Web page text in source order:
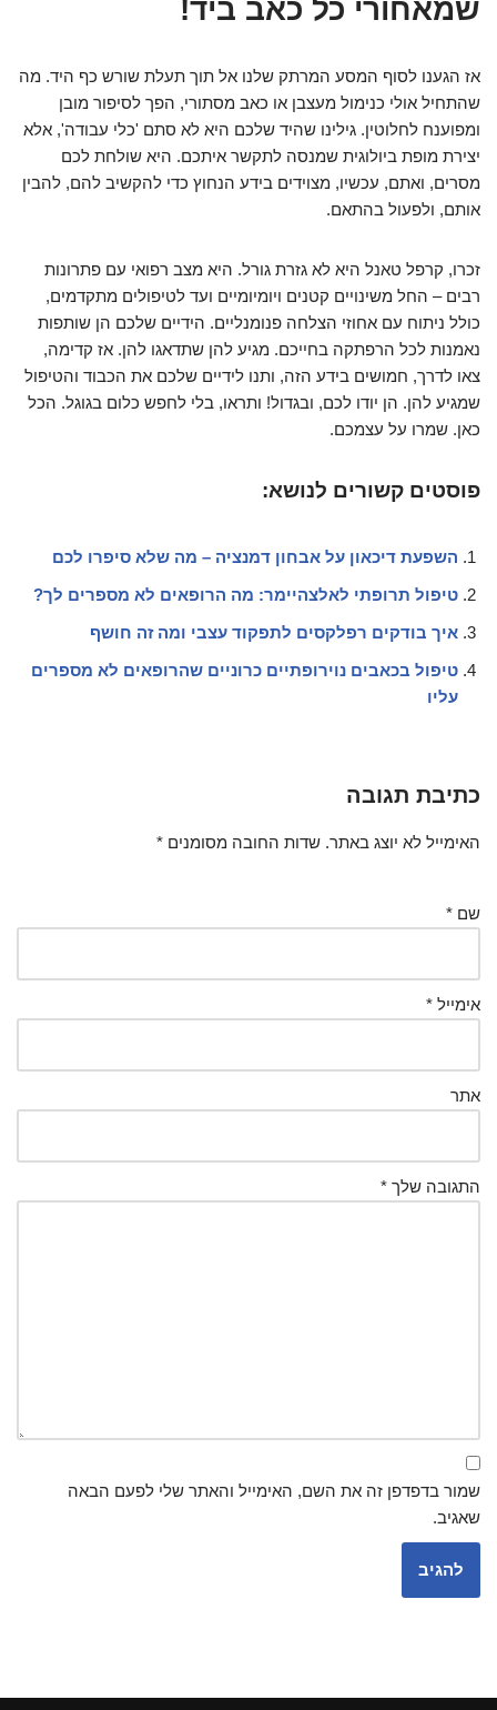
שמאחורי כל כאב ביד!
אז הגענו לסוף המסע המרתק שלנו אל תוך תעלת שורש כף היד. מה
שהתחיל אולי כנימול מעצבן או כאב מסתורי, הפך לסיפור מובן
ומפוענח לחלוטין. גילינו שהיד שלכם היא לא סתם 'כלי עבודה', אלא
יצירת מופת ביולוגית שמנסה לתקשר איתכם. היא שולחת לכם
מסרים, ואתם, עכשיו, מצוידים בידע הנחוץ כדי להקשיב להם, להבין
אותם, ולפעול בהתאם.
זכרו, קרפל טאנל היא לא גזרת גורל. היא מצב רפואי עם פתרונות
רבים – החל משינויים קטנים ויומיומיים ועד לטיפולים מתקדמים,
כולל ניתוח עם אחוזי הצלחה פנומנליים. הידיים שלכם הן שותפות
נאמנות לכל הרפתקה בחייכם. מגיע להן שתדאגו להן. אז קדימה,
צאו לדרך, חמושים בידע הזה, ותנו לידיים שלכם את הכבוד והטיפול
שמגיע להן. הן יודו לכם, ובגדול! ותראו, בלי לחפש כלום בגוגל. הכל
כאן. שמרו על עצמכם.
פוסטים קשורים לנושא:
השפעת דיכאון על אבחון דמנציה – מה שלא סיפרו לכם
טיפול תרופתי לאלצהיימר: מה הרופאים לא מספרים לך?
איך בודקים רפלקסים לתפקוד עצבי ומה זה חושף
טיפול בכאבים נוירופתיים כרוניים שהרופאים לא מספרים
עליו
כתיבת תגובה
האימייל לא יוצג באתר. שדות החובה מסומנים *
שם *
אימייל *
אתר
התגובה שלך *
שמור בדפדפן זה את השם, האימייל והאתר שלי לפעם הבאה
שאגיב.